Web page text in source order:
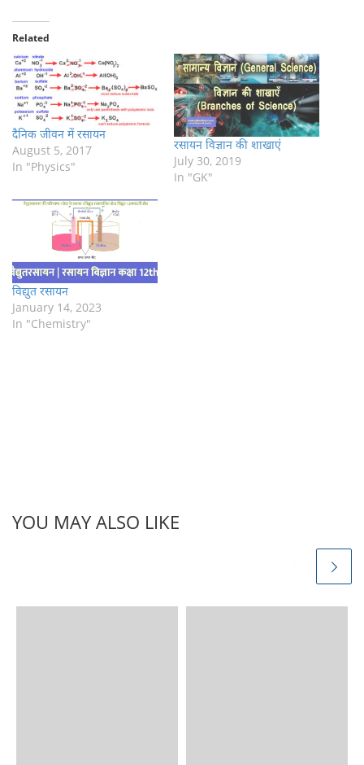
Related
दैनिक जीवन में रसायन
August 5, 2017
In "Physics"
रसायन विज्ञान की शाखाएं
July 30, 2019
In "GK"
विद्युत रसायन
January 14, 2023
In "Chemistry"
YOU MAY ALSO LIKE